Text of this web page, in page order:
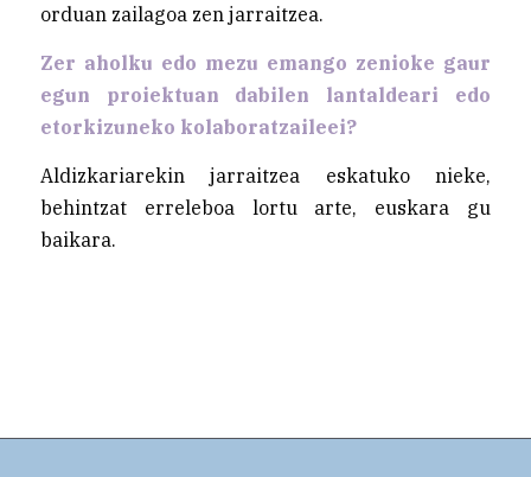
orduan zailagoa zen jarraitzea.
Zer aholku edo mezu emango zenioke gaur
egun proiektuan dabilen lantaldeari edo
etorkizuneko kolaboratzaileei?
Aldizkariarekin jarraitzea eskatuko nieke,
behintzat erreleboa lortu arte, euskara gu
baikara.